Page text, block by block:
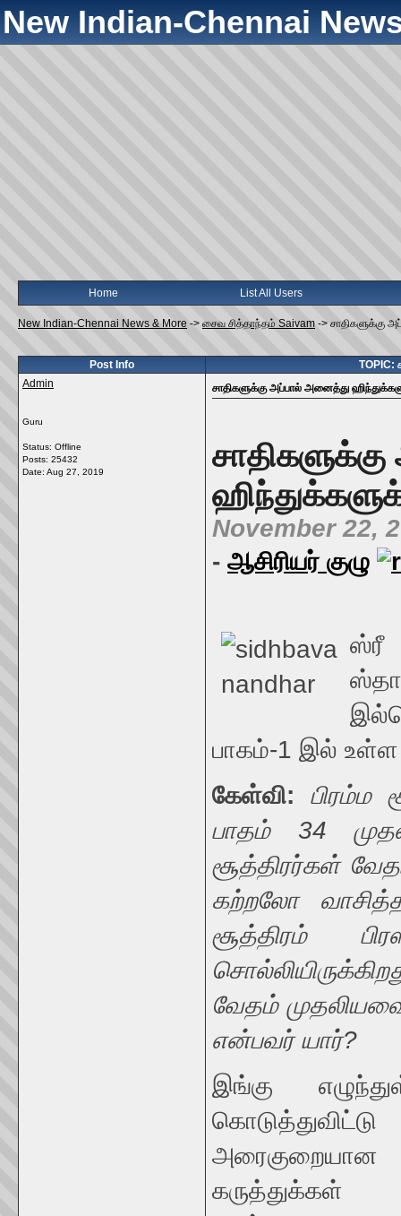
New Indian-Chennai
Home List All Users
New Indian-Chennai News & More -> சைவ சித்தாந்தம் Saivam -> சாதிகளுக்கு
Post Info
TOPIC:
Admin
Guru
Status: Offline
Posts: 25432
Date: Aug 27, 2019
சாதிகளுக்கு அப்பால் அனைத்து
November 22,
- ஆசிரியர் குழு
பாகம்-1 இல் உள்ள
கேள்வி:
பிரம்ம
பாதம் 34
சூத்திரர்கள்
கற்றலோ
சூத்திரம்
வேதம்
என்பவர் யார்?
இங்கு
கருத்துக்கள்